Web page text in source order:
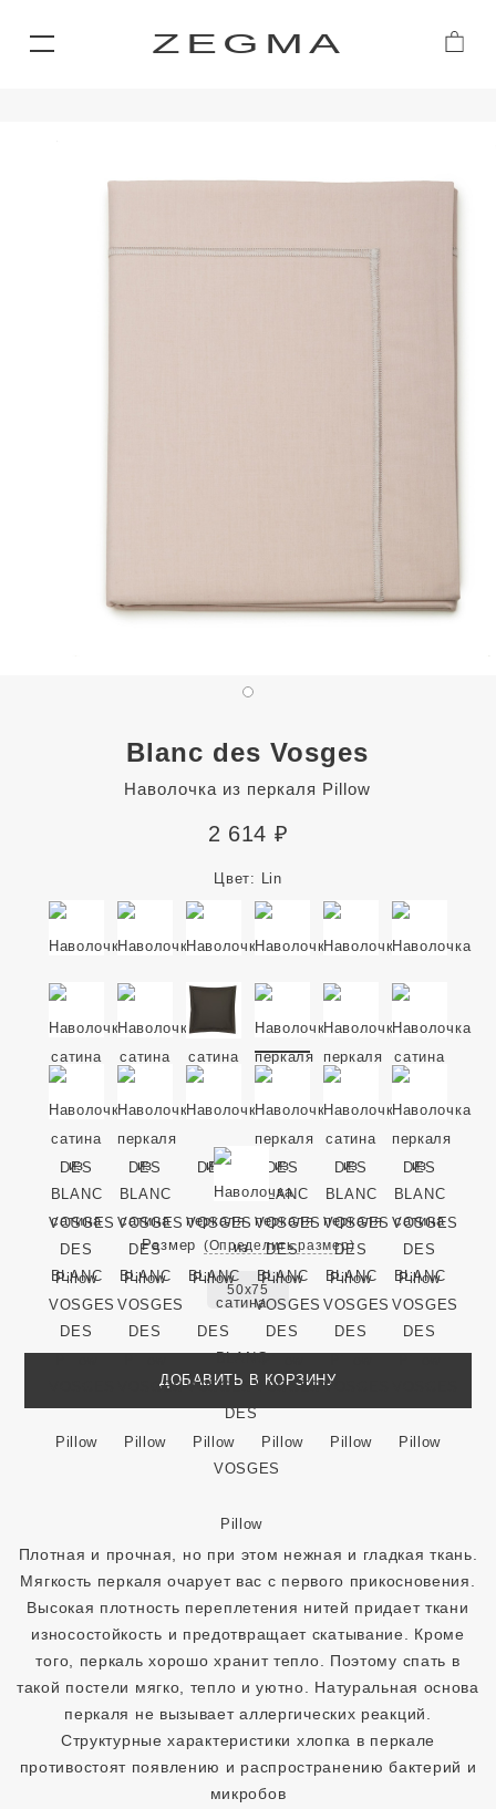
ZEGMA
Blanc des Vosges
Наволочка из перкаля Pillow
2 614 ₽
Цвет: Lin
Размер (Определить размер)
50x75
ДОБАВИТЬ В КОРЗИНУ
Плотная и прочная, но при этом нежная и гладкая ткань.
Мягкость перкаля очарует вас с первого прикосновения.
Высокая плотность переплетения нитей придает ткани
износостойкость и предотвращает скатывание. Кроме
того, перкаль хорошо хранит тепло. Поэтому спать в
такой постели мягко, тепло и уютно. Натуральная основа
перкаля не вызывает аллергических реакций.
Структурные характеристики хлопка в перкале
противостоят появлению и распространению бактерий и
микробов